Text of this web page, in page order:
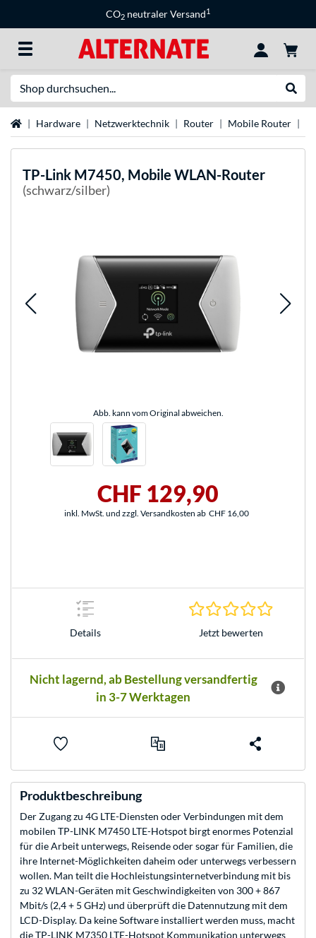
CO2 neutraler Versand1
StartseiteHardware Netzwerktechnik Router Mobile Router
TP-Link M7450, Mobile WLAN-Router
(schwarz/silber)
Abb. kann vom Original abweichen.
CHF 129,90
inkl. MwSt. und zzgl. Versandkosten ab CHF 16,00
Details Jetzt bewerten
Nicht lagernd, ab Bestellung versandfertig
in 3-7 Werktagen
Produktbeschreibung
Der Zugang zu 4G LTE-Diensten oder Verbindungen mit dem
mobilen TP-LINK M7450 LTE-Hotspot birgt enormes Potenzial
für die Arbeit unterwegs, Reisende oder sogar für Familien, die
ihre Internet-Möglichkeiten daheim oder unterwegs verbessern
wollen. Man teilt die Hochleistungsinternetverbindung mit bis
zu 32 WLAN-Geräten mit Geschwindigkeiten von 300 + 867
Mbit/s (2,4 + 5 GHz) und überprüft die Datennutzung mit dem
LCD-Display. Da keine Software installiert werden muss, macht
die TP-LINK M7350 LTE-Hotspot Kommunikation unterwegs